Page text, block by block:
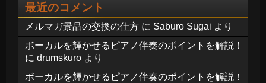
最近のコメント
メルマガ景品の交換の仕方 に Saburo Sugai より
ボーカルを輝かせるピアノ伴奏のポイントを解説！
に drumskuro より
ボーカルを輝かせるピアノ伴奏のポイントを解説！